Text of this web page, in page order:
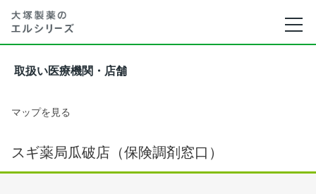
取扱い医療機関・店舗
マップを見る
スギ薬局瓜破店（保険調剤窓口）